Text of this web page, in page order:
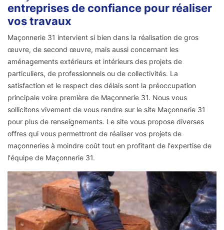
entreprises de confiance pour réaliser
vos travaux
Maçonnerie 31 intervient si bien dans la réalisation de gros
œuvre, de second œuvre, mais aussi concernant les
aménagements extérieurs et intérieurs des projets de
particuliers, de professionnels ou de collectivités. La
satisfaction et le respect des délais sont la préoccupation
principale voire première de Maçonnerie 31. Nous vous
sollicitons vivement de vous rendre sur le site Maçonnerie 31
pour plus de renseignements. Le site vous propose diverses
offres qui vous permettront de réaliser vos projets de
maçonneries à moindre coût tout en profitant de l'expertise de
l'équipe de Maçonnerie 31.